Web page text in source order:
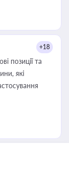
+18
позиції та
які